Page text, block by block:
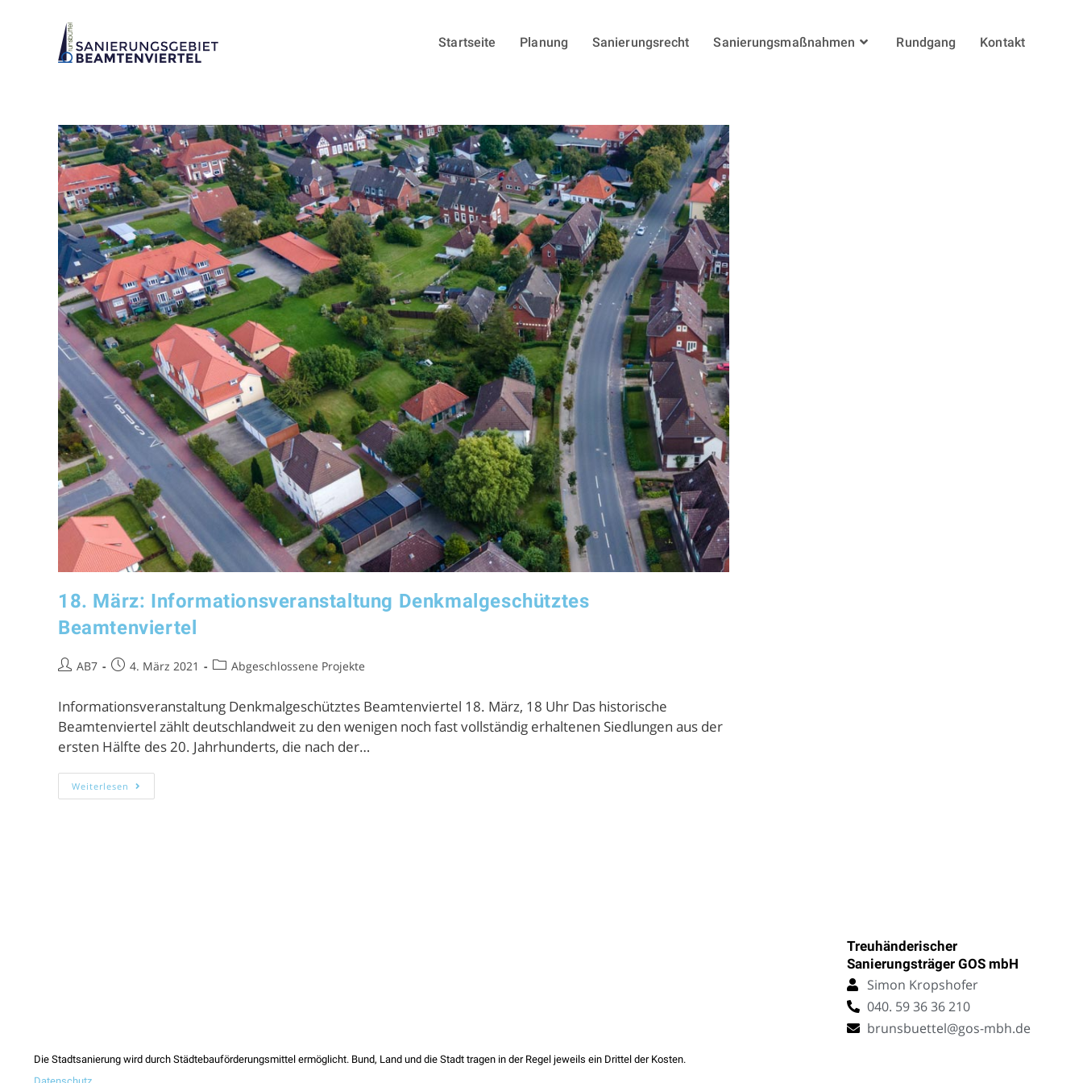
Startseite Planung Sanierungsrecht Sanierungsmaßnahmen Rundgang Kontakt
18. März: Informationsveranstaltung Denkmalgeschütztes
Beamtenviertel
AB7 4. März 2021 Abgeschlossene Projekte
Informationsveranstaltung Denkmalgeschütztes Beamtenviertel 18. März, 18 Uhr Das historische
Beamtenviertel zählt deutschlandweit zu den wenigen noch fast vollständig erhaltenen Siedlungen aus der
ersten Hälfte des 20. Jahrhunderts, die nach der…
Weiterlesen
Treuhänderischer
Sanierungsträger GOS mbH
Simon Kropshofer
040. 59 36 36 210
brunsbuettel@gos-mbh.de
Die Stadtsanierung wird durch Städtebauförderungsmittel ermöglicht. Bund, Land und die Stadt tragen in der Regel jeweils ein Drittel der Kosten.